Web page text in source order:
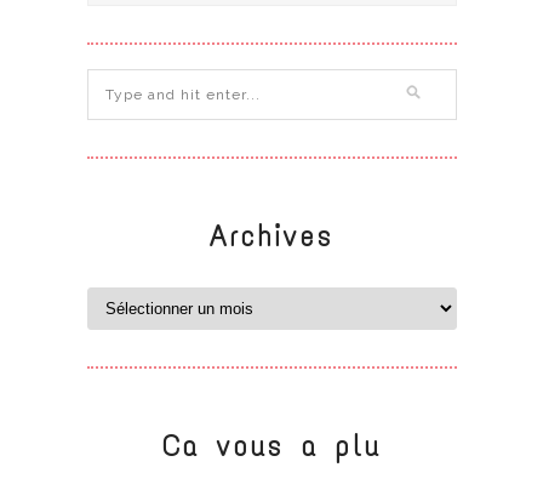
Archives
Ca vous a plu